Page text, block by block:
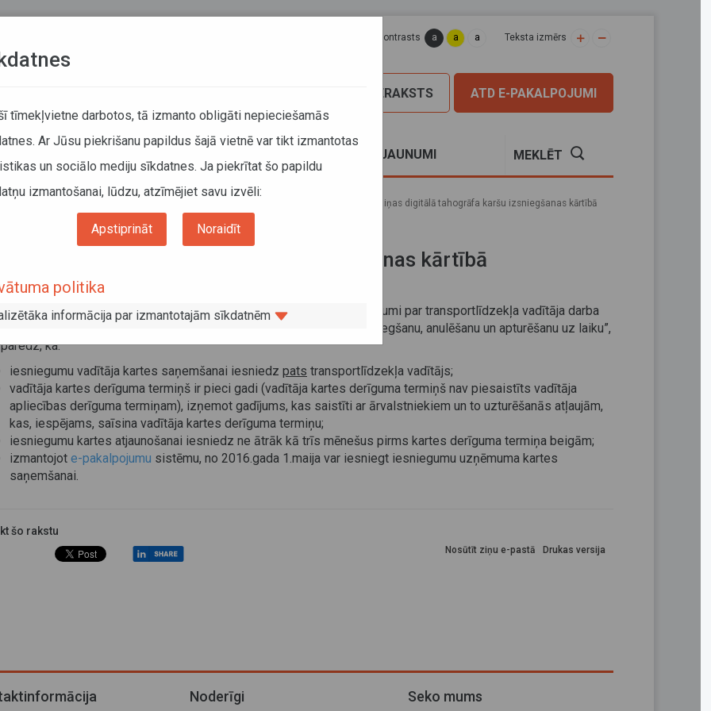
Lapas kontrasts a a a Teksta izmērs
ATD E-PAKALPOJUMI
PIERAKSTS
JAUNUMI MEKLĒT
Izmaiņas digitālā tahogrāfa karšu izsniegšanas kārtībā
digitālā tahogrāfa karšu izsniegšanas kārtībā
2016
2.martā stājas spēkā grozījumi MK noteikumos Nr.836 “Noteikumi par transportlīdzekļa vadītāja darba
laika uzskaites digitālās kontrolierīces (tahogrāfa) karšu izsniegšanu, anulēšanu un apturēšanu uz laiku”,
ka:
iesniegumu vadītāja kartes saņemšanai iesniedz pats transportlīdzekļa vadītājs;
vadītāja kartes derīguma termiņš ir pieci gadi (vadītāja kartes derīguma termiņš nav piesaistīts vadītāja
apliecības derīguma termiņam), izņemot gadījums, kas saistīti ar ārvalstniekiem un to uzturēšanās atļaujām,
kas, iespējams, saīsina vadītāja kartes derīguma termiņu;
iesniegumu kartes atjaunošanai iesniedz ne ātrāk kā trīs mēnešus pirms kartes derīguma termiņa beigām;
izmantojot e-pakalpojumu sistēmu, no 2016.gada 1.maija var iesniegt iesniegumu uzņēmuma kartes
saņemšanai.
šo rakstu
Drukas versija
Nosūtīt ziņu e-pastā
Noderīgi Seko mums
tīmekļvietne darbotos, tā izmanto obligāti nepieciešamās
Ar Jūsu piekrišanu papildus šajā vietnē var tikt izmantotas
un sociālo mediju sīkdatnes. Ja piekrītat šo papildu
izmantošanai, lūdzu, atzīmējiet savu izvēli:
Apstiprināt Noraidīt
politika
informācija par izmantotajām sīkdatnēm